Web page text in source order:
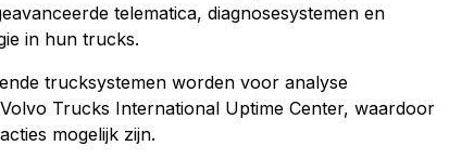
telematica, diagnosesystemen en
in hun trucks.
trucksystemen worden voor analyse
Trucks International Uptime Center, waardoor
mogelijk zijn.